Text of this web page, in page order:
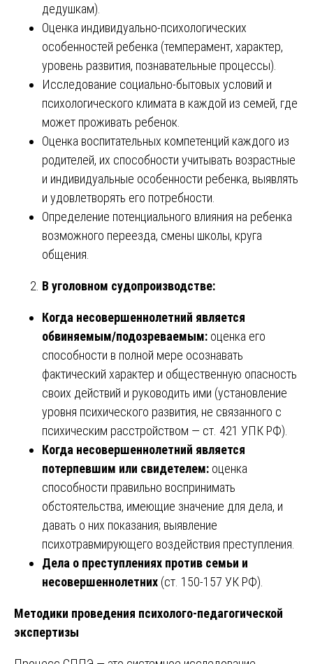
дедушкам).
Оценка индивидуально-психологических
особенностей ребенка (темперамент, характер,
уровень развития, познавательные процессы).
Исследование социально-бытовых условий и
психологического климата в каждой из семей, где
может проживать ребенок.
Оценка воспитательных компетенций каждого из
родителей, их способности учитывать возрастные
и индивидуальные особенности ребенка, выявлять
и удовлетворять его потребности.
Определение потенциального влияния на ребенка
возможного переезда, смены школы, круга
общения.
В уголовном судопроизводстве:
Когда несовершеннолетний является
обвиняемым/подозреваемым: оценка его
способности в полной мере осознавать
фактический характер и общественную опасность
своих действий и руководить ими (установление
уровня психического развития, не связанного с
психическим расстройством — ст. 421 УПК РФ).
Когда несовершеннолетний является
потерпевшим или свидетелем: оценка
способности правильно воспринимать
обстоятельства, имеющие значение для дела, и
давать о них показания; выявление
психотравмирующего воздействия преступления.
Дела о преступлениях против семьи и
несовершеннолетних (ст. 150-157 УК РФ).
Методики проведения психолого-педагогической
экспертизы